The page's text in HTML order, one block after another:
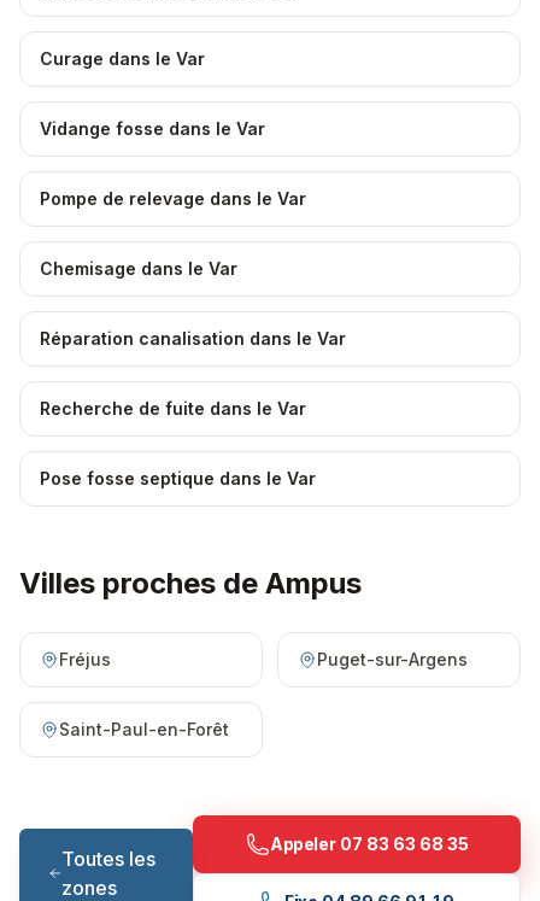
Curage dans le Var
Vidange fosse dans le Var
Pompe de relevage dans le Var
Chemisage dans le Var
Réparation canalisation dans le Var
Recherche de fuite dans le Var
Pose fosse septique dans le Var
Villes proches de Ampus
Fréjus Puget-sur-Argens
Saint-Paul-en-Forêt
Toutes les
zones
Appeler 07 83 63 68 35